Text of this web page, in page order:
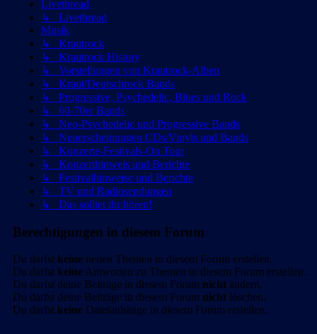
Livethread
↳ Livethread
Musik
↳ Krautrock
↳ Krautrock History
↳ Vorstellungen von Krautrock-Alben
↳ Kraut/Deutschrock Bands
↳ Progressive, Psychedelic, Blues und Rock
↳ 60-70er Bands
↳ Neo-Psychedelic und Progressive Bands
↳ Neuerscheinungen CDs/Vinyls und Bands
↳ Konzerte-Festivals-On Tour
↳ Konzerthinweis und Berichte
↳ Festivalhinweise und Berichte
↳ TV und Radiosendungen
↳ Das solltet ihr hören!
Berechtigungen in diesem Forum
Du darfst keine neuen Themen in diesem Forum erstellen.
Du darfst keineAntworten zu Themen in diesem Forum erstellen.
Du darfst deine Beiträge in diesem Forum nicht ändern.
Du darfst deine Beiträge in diesem Forum nicht löschen.
Du darfst keine Dateianhänge in diesem Forum erstellen.